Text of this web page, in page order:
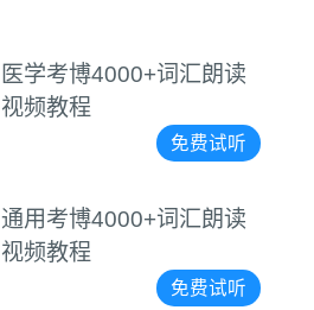
医学考博4000+词汇朗读
视频教程
免费试听
通用考博4000+词汇朗读
视频教程
免费试听